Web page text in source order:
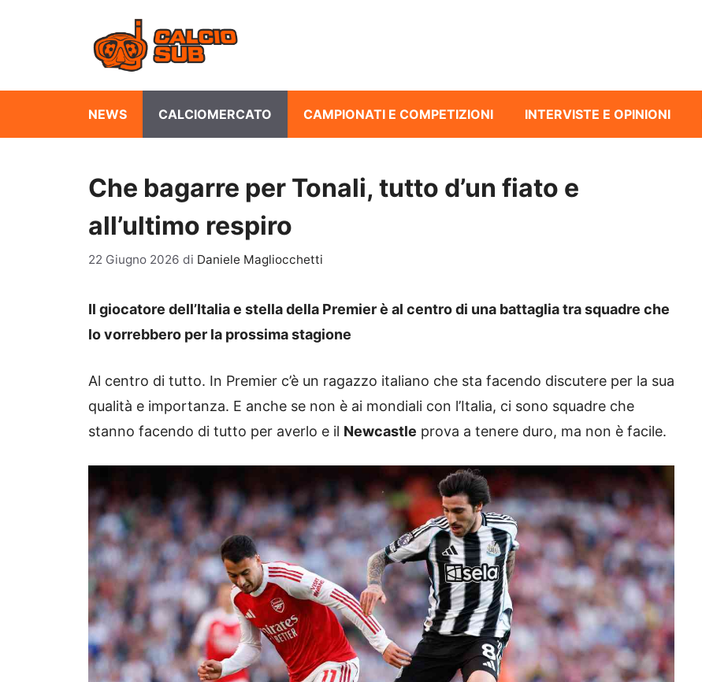
NEWS CALCIOMERCATO CAMPIONATI E COMPETIZIONI INTERVISTE E OPINIONI
Che bagarre per Tonali, tutto d’un fiato e
all’ultimo respiro
22 Giugno 2026 di Daniele Magliocchetti
Il giocatore dell’Italia e stella della Premier è al centro di una battaglia tra squadre che
lo vorrebbero per la prossima stagione
Al centro di tutto. In Premier c’è un ragazzo italiano che sta facendo discutere per la sua
qualità e importanza. E anche se non è ai mondiali con l’Italia, ci sono squadre che
stanno facendo di tutto per averlo e il Newcastle prova a tenere duro, ma non è facile.